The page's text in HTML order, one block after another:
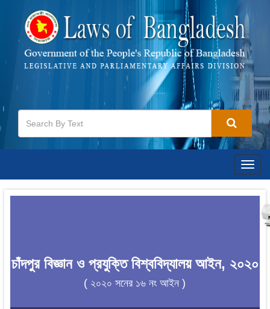
চাঁদপুর বিজ্ঞান ও প্রযুক্তি বিশ্ববিদ্যালয় আইন, ২০২০
( ২০২০ সনের ১৬ নং আইন )